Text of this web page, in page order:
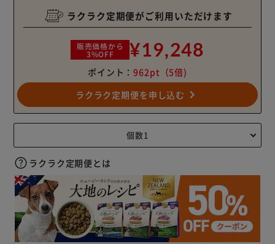
ラクラク定期便がご利用いただけます
販売価格から
3%OFF ¥19,248
ポイント：962pt （5倍)
ラクラク定期便を申し込む navigate_next
ラクラク定期便とは